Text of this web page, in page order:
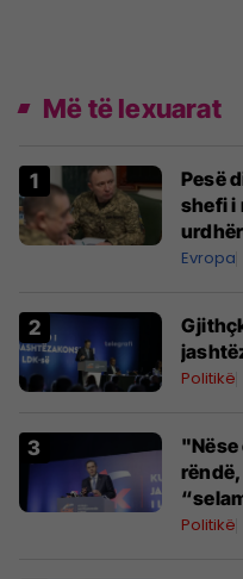
Më të lexuarat
Pesë
shefi i
Evropa
Politikë
"Nëse
Politikë